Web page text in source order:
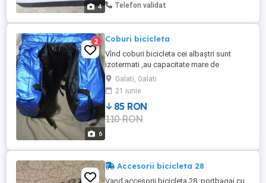
4 Telefon validat
6
2 Coburi bicicleta
Vînd coburi bicicleta cei albaștri sunt
izotermati ,au capacitate mare de
încărcare ,sunt noi ,in perfecta stare de
utilizare pret 75 lei,preț per bucata,cei
verzi sunt fabricati din doc tip armata pret
85 lei ,au capacitatea de 30 L o geanta X3
genti .
Galati, Galati
21 iunie
85 RON
110 RON
Accesorii bicicleta 28
Vand accesorii bicicleta 28 :portbagaj cu